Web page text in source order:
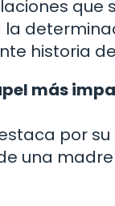
que
historia
más
por
una